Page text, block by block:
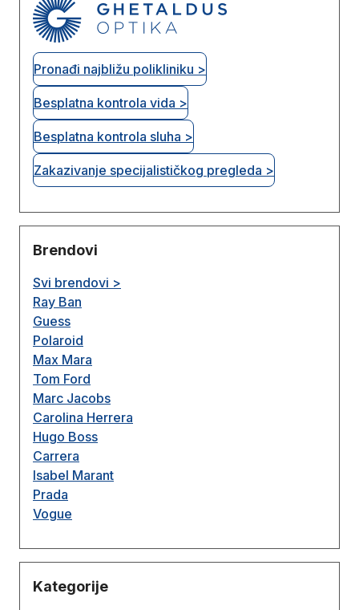
Pronađi najbližu polikliniku >
Besplatna kontrola vida >
Besplatna kontrola sluha >
Zakazivanje specijalističkog pregleda >
Brendovi
Svi brendovi >
Ray Ban
Guess
Polaroid
Max Mara
Tom Ford
Marc Jacobs
Carolina Herrera
Hugo Boss
Carrera
Isabel Marant
Prada
Vogue
Kategorije